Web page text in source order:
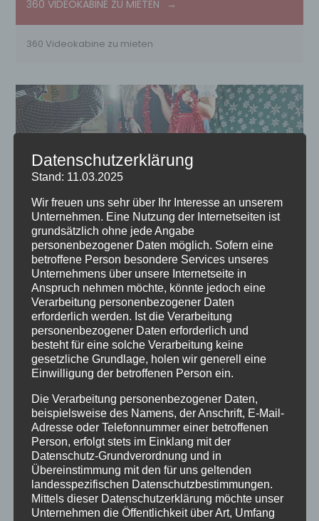
360 VIDEOKABINE ZU MIETEN
360 Videokabine zu mieten
DIE EVOLUTION DER EVENT-FOTOGRAFIE: WARUM 360-
GRAD-VIDEO DER NEUE STANDARD IST
In den letzten Jahren hat sich die Event-Fotografie
erheblich weiterentwickelt, von traditionellen Foto- und
Videokabinen hin zu innovativen 360-Grad-Video-
Technologien. Diese Evolution bietet Veranstaltern und
Gästen neue Möglichkeiten, Veranstaltungen
festzuhalten und zu erleben. Traditionelle Fotokabinen
bieten […]
Datenschutzerklärung
Stand: 11.03.2025
Wir freuen uns sehr über Ihr Interesse an unserem
Unternehmen. Eine Nutzung der Internetseiten ist
grundsätzlich ohne jede Angabe
personenbezogener Daten möglich. Sofern eine
betroffene Person besondere Services unseres
Unternehmens über unsere Internetseite in
Anspruch nehmen möchte, könnte jedoch eine
Verarbeitung personenbezogener Daten
erforderlich werden. Ist die Verarbeitung
personenbezogener Daten erforderlich und
besteht für eine solche Verarbeitung keine
gesetzliche Grundlage, holen wir generell eine
Einwilligung der betroffenen Person ein.
Die Verarbeitung personenbezogener Daten,
beispielsweise des Namens, der Anschrift, E-Mail-
Adresse oder Telefonnummer einer betroffenen
Person, erfolgt stets im Einklang mit der
Datenschutz-Grundverordnung und in
Übereinstimmung mit den für uns geltenden
landesspezifischen Datenschutzbestimmungen.
Mittels dieser Datenschutzerklärung möchte unser
Unternehmen die Öffentlichkeit über Art, Umfang